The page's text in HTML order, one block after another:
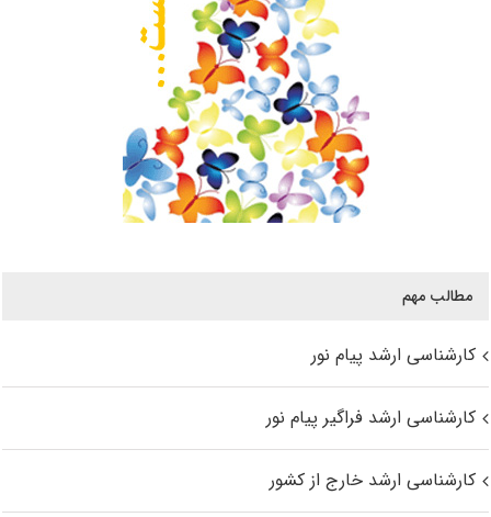
مطالب مهم
کارشناسی ارشد پیام نور
کارشناسی ارشد فراگیر پیام نور
کارشناسی ارشد خارج از کشور